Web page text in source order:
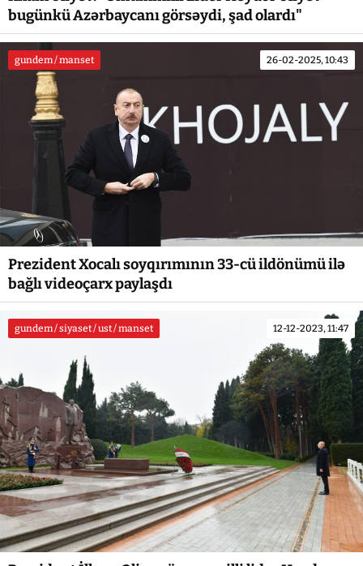
bugünkü Azərbaycanı görsəydi, şad olardı"
gundem / manset 26-02-2025, 10:43
Prezident Xocalı soyqırımının 33-cü ildönümü ilə
bağlı videoçarx paylaşdı
gundem / siyaset / ust / manset 12-12-2023, 11:47